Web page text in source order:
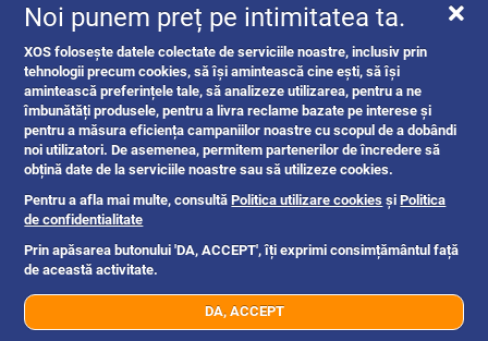
Verifica stoc Comanda
Harta site-ului
ANPC
Noi punem preț pe intimitatea ta.
XOS folosește datele colectate de serviciile noastre, inclusiv prin
tehnologii precum cookies, să își amintească cine ești, să își
amintească preferințele tale, să analizeze utilizarea, pentru a ne
îmbunătăți produsele, pentru a livra reclame bazate pe interese și
pentru a măsura eficiența campaniilor noastre cu scopul de a dobândi
noi utilizatori. De asemenea, permitem partenerilor de încredere să
obțină date de la serviciile noastre sau să utilizeze cookies.
Pentru a afla mai multe, consultăPolitica utilizare cookies șiPolitica
de confidentialitate
Prin apăsarea butonului 'DA, ACCEPT', îți exprimi consimțământul față
de această activitate.
DA, ACCEPT